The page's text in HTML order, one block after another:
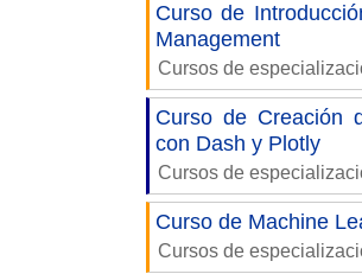
Curso de
Management
Cursos de
Curso de Creación
con Dash y Plotly
Cursos de
Curso de Machine
Cursos de